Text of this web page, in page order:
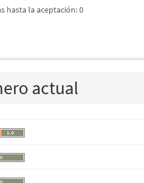
hasta la aceptación: 0
actual